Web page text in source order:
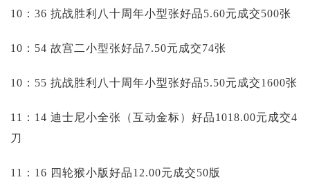
10：36 抗战胜利八十周年小型张好品5.60元成交500张
10：54 故宫二小型张好品7.50元成交74张
10：55 抗战胜利八十周年小型张好品5.50元成交1600张
11：14 迪士尼小全张（互动金标）好品1018.00元成交4
刀
11：16 四轮猴小版好品12.00元成交50版